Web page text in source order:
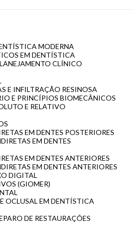
MODERNA
EM DENTÍSTICA
CLÍNICO
E INFILTRAÇÃO RESINOSA
E PRINCÍPIOS BIOMECÂNICOS
E RELATIVO
EM DENTES POSTERIORES
EM DENTES
EM DENTES ANTERIORES
EM DENTES ANTERIORES
DIGITAL
(GIOMER)
OCLUSAL EM DENTÍSTICA
DE RESTAURAÇÕES